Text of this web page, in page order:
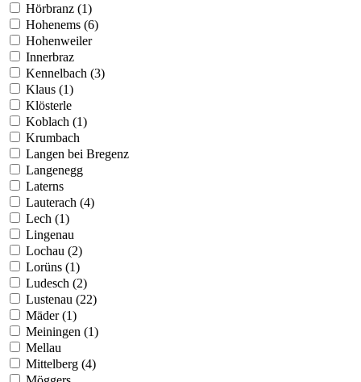
Hörbranz (1)
Hohenems (6)
Hohenweiler
Innerbraz
Kennelbach (3)
Klaus (1)
Klösterle
Koblach (1)
Krumbach
Langen bei Bregenz
Langenegg
Laterns
Lauterach (4)
Lech (1)
Lingenau
Lochau (2)
Lorüns (1)
Ludesch (2)
Lustenau (22)
Mäder (1)
Meiningen (1)
Mellau
Mittelberg (4)